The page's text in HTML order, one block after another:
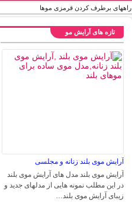
راههای برطرف کردن قرمزی موها
تازه های آرایش مو
آرایش موی بلند زنانه و مجلسی
آرایش موی بلند مدل های آرایش موی بلند
در این مطلب نمونه هایی از مدلهای جدید و
زیبای آرایش موی بلند…